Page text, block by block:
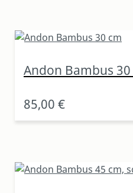
Andon Bambus 30
85,00 €